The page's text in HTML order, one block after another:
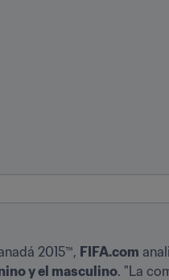
2015™, FIFA.com
y el masculino. "La